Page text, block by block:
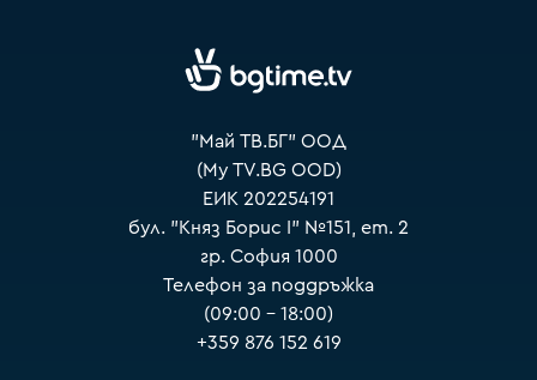
"Май ТВ.БГ" ООД
(My TV.BG OOD)
ЕИК 202254191
бул. "Княз Борис I" №151, ет. 2
гр. София 1000
Телефон за поддръжка
(09:00 – 18:00)
+359 876 152 619